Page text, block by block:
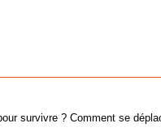
survivre ? Comment se